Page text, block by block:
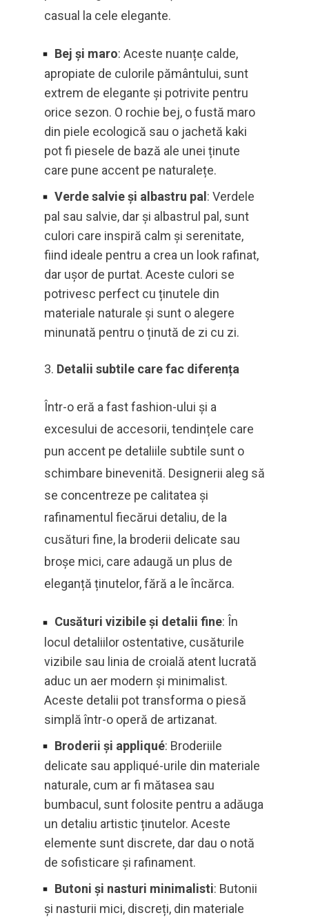
casual la cele elegante.
Bej și maro: Aceste nuanțe calde,
apropiate de culorile pământului, sunt
extrem de elegante și potrivite pentru
orice sezon. O rochie bej, o fustă maro
din piele ecologică sau o jachetă kaki
pot fi piesele de bază ale unei ținute
care pune accent pe naturalețe.
Verde salvie și albastru pal : Verdele
pal sau salvie, dar și albastrul pal, sunt
culori care inspiră calm și serenitate,
fiind ideale pentru a crea un look rafinat,
dar ușor de purtat. Aceste culori se
potrivesc perfect cu ținutele din
materiale naturale și sunt o alegere
minunată pentru o ținută de zi cu zi.
Detalii subtile care fac diferența
Într-o eră a fast fashion-ului și a
excesului de accesorii, tendințele care
pun accent pe detaliile subtile sunt o
schimbare binevenită. Designerii aleg să
se concentreze pe calitatea și
rafinamentul fiecărui detaliu, de la
cusături fine, la broderii delicate sau
broșe mici, care adaugă un plus de
eleganță ținutelor, fără a le încărca.
Cusături vizibile și detalii fine: În
locul detaliilor ostentative, cusăturile
vizibile sau linia de croială atent lucrată
aduc un aer modern și minimalist.
Aceste detalii pot transforma o piesă
simplă într-o operă de artizanat.
Broderii și appliqué: Broderiile
delicate sau appliqué-urile din materiale
naturale, cum ar fi mătasea sau
bumbacul, sunt folosite pentru a adăuga
un detaliu artistic ținutelor. Aceste
elemente sunt discrete, dar dau o notă
de sofisticare și rafinament.
Butoni și nasturi minimalisti: Butonii
și nasturii mici, discreți, din materiale